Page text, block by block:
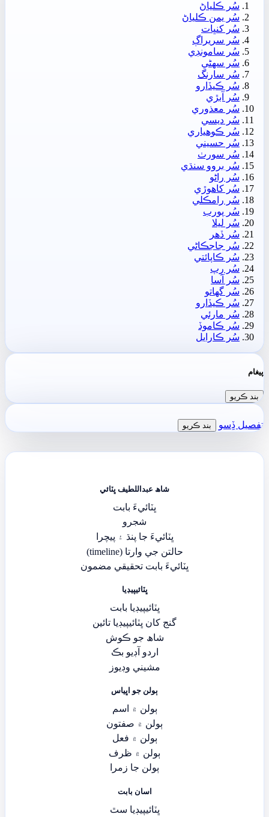
سُر ڪلياڻ
سُر يمن ڪلياڻ
سُر کنڀات
سُر سريراڳ
سُر سامونڊي
سُر سھڻي
سُر سارنگ
سُر ڪيڏارو
سُر آبڙي
سُر معذوري
سُر ديسي
سُر ڪوھياري
سُر حسيني
سُر سورٺ
سُر بروو سنڌي
سُر راڻو
سُر کاھوڙي
سُر رامڪلي
سُر پورب
سُر ليلا
سُر ڏھر
سُر جاجڪاڻي
سُر ڪاپائتي
سُر رِپ
سُر آسا
سُر گهاتو
سُر ڪيڏارو
سُر مارئي
سُر ڪاموڏ
سُر ڪارايل
پيغام
بند ڪريو
تفصيل ڏِسو بند ڪريو
شاھ عبداللطيف ڀٽائي
ڀٽائيءَ بابت
شجرو
ڀٽائيءَ جا پنڌ ۽ پيچرا
حالتن جي وارتا (timeline)
ڀٽائيءَ بابت تحقيقي مضمون
ڀٽائيپيڊيا
ڀٽائيپيڊيا بابت
گنج کان ڀٽائيپيڊيا تائين
شاھ جو ڪوش
اردو آڊيو بڪ
مشيني وڊيوز
ٻولن جو اڀياس
ٻولن ۾ اسم
ٻولن ۾ صفتون
ٻولن ۾ فعل
ٻولن ۾ ظرف
ٻولن جا زمرا
اسان بابت
ڀٽائيپيڊيا سٿ